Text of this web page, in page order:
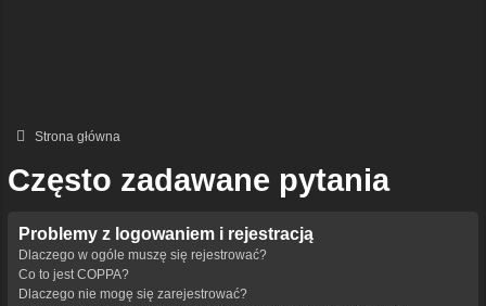
Strona główna
Często zadawane pytania
Problemy z logowaniem i rejestracją
Dlaczego w ogóle muszę się rejestrować?
Co to jest COPPA?
Dlaczego nie mogę się zarejestrować?